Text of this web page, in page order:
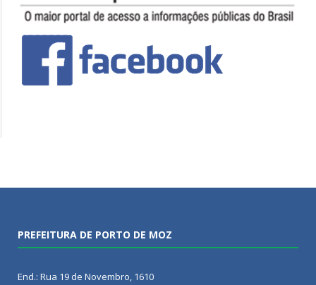
PREFEITURA DE PORTO DE MOZ
End.: Rua 19 de Novembro, 1610